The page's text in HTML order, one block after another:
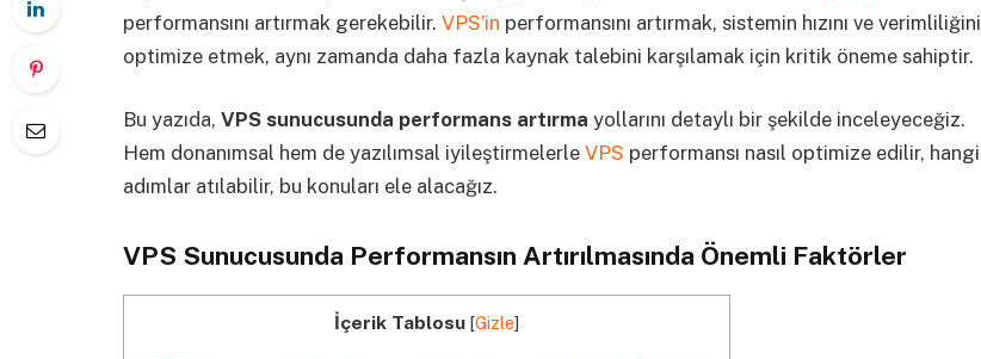
performansını artırmak gerekebilir. VPS’in performansını artırmak, sistemin hızını ve verimliliğini
optimize etmek, aynı zamanda daha fazla kaynak talebini karşılamak için kritik öneme sahiptir.
Bu yazıda, VPS sunucusunda performans artırma yollarını detaylı bir şekilde inceleyeceğiz.
Hem donanımsal hem de yazılımsal iyileştirmelerle VPS performansı nasıl optimize edilir, hangi
adımlar atılabilir, bu konuları ele alacağız.
VPS Sunucusunda Performansın Artırılmasında Önemli Faktörler
İçerik Tablosu [Gizle]